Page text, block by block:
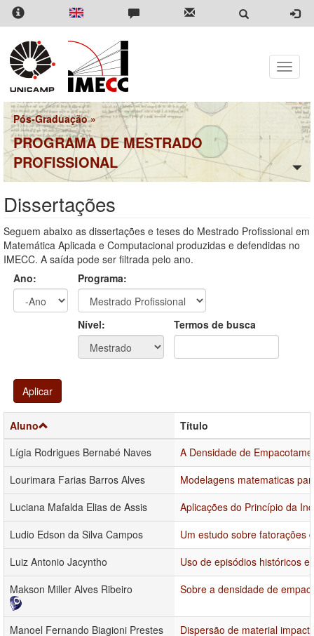
Pular
para
conteúdo
principal
Toggle
Pós-Graduação»
PROGRAMA DE MESTRADO
PROFISSIONAL
Dissertações
Seguem abaixo as dissertações e teses do Mestrado Profissional em
Matemática Aplicada e Computacional produzidas e defendidas no
IMECC. A saída pode ser filtrada pelo ano.
Ano:
Programa:
Nível: Termos de busca
Aplicar
Aluno
Título
Lígia Rodrigues Bernabé Naves
A Densidade de
Lourimara Farias Barros Alves
Modelagens matematicas
Luciana Mafalda Elias de Assis
Aplicações do Princípio da
Ludio Edson da Silva Campos
Um estudo sobre fatorações
Luiz Antonio Jacyntho
Uso de episódios históricos
Makson Miller Alves Ribeiro
Sobre a densidade de
Manoel Fernando Biagioni Prestes
Dispersão de material